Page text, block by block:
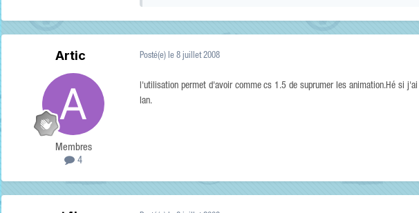
Artic
Membres
4
Posté(e) le 8 juillet 2008
l'utilisation permet d'avoir comme cs 1.5 de suprumer les animation.Hé si
lan.